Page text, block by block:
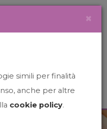
×
simili per finalità
anche per altre
cookie policy.